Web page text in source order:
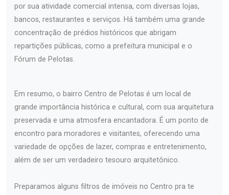
por sua atividade comercial intensa, com diversas lojas,
bancos, restaurantes e serviços. Há também uma grande
concentração de prédios históricos que abrigam
repartições públicas, como a prefeitura municipal e o
Fórum de Pelotas.
Em resumo, o bairro Centro de Pelotas é um local de
grande importância histórica e cultural, com sua arquitetura
preservada e uma atmosfera encantadora. É um ponto de
encontro para moradores e visitantes, oferecendo uma
variedade de opções de lazer, compras e entretenimento,
além de ser um verdadeiro tesouro arquitetônico.
Preparamos alguns filtros de imóveis no Centro pra te